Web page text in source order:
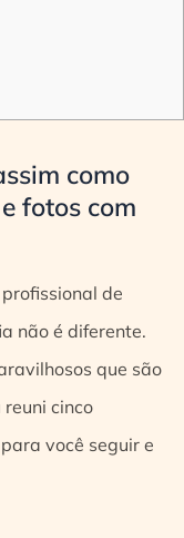
como
fotos com
de
não é diferente.
que são
cinco
para você seguir e